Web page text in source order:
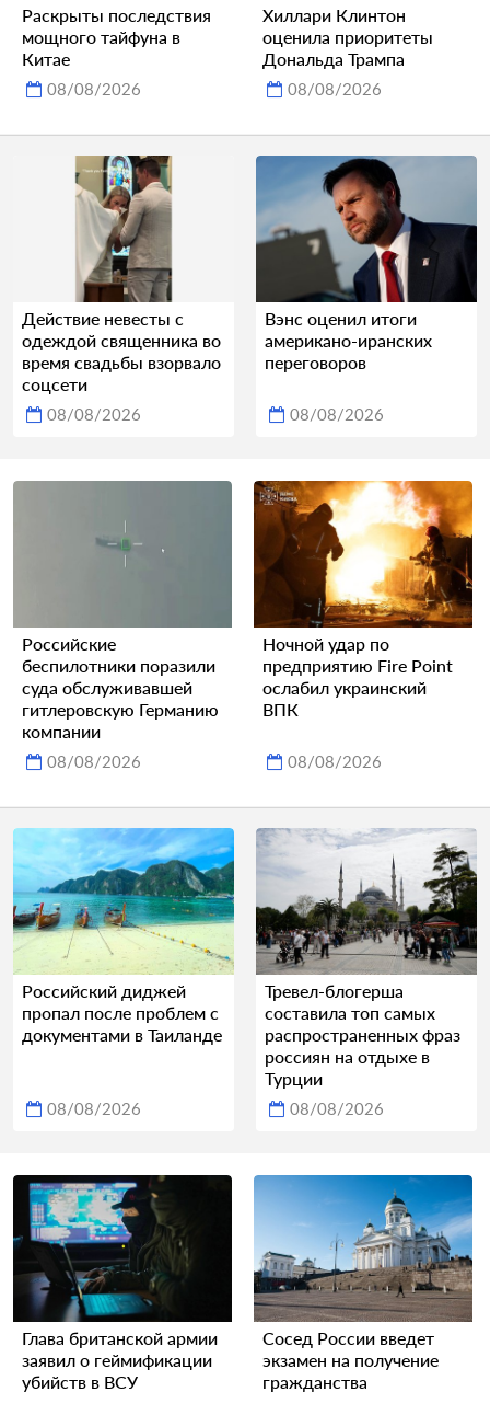
Раскрыты последствия
мощного тайфуна в
Китае
08/08/2026
Хиллари Клинтон
оценила приоритеты
Дональда Трампа
08/08/2026
Действие невесты с
одеждой священника во
время свадьбы взорвало
соцсети
08/08/2026
Вэнс оценил итоги
американо-иранских
переговоров
08/08/2026
Российские
беспилотники поразили
суда обслуживавшей
гитлеровскую Германию
компании
08/08/2026
Ночной удар по
предприятию Fire Point
ослабил украинский
ВПК
08/08/2026
Российский диджей
пропал после проблем с
документами в Таиланде
08/08/2026
Тревел-блогерша
составила топ самых
распространенных фраз
россиян на отдыхе в
Турции
08/08/2026
Глава британской армии
заявил о геймификации
убийств в ВСУ
Сосед России введет
экзамен на получение
гражданства